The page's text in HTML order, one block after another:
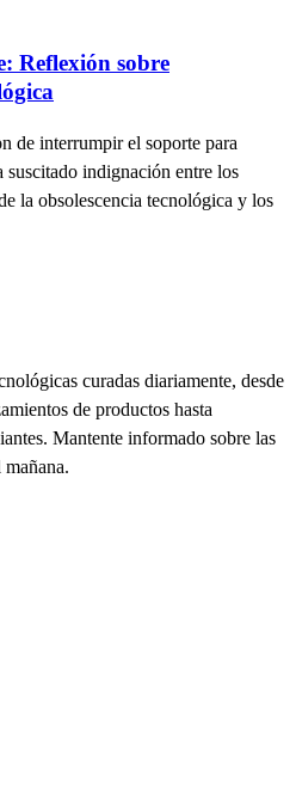
Reflexión sobre
de interrumpir el soporte para
indignación entre los
la obsolescencia tecnológica y los
curadas diariamente, desde
de productos hasta
Mantente informado sobre las